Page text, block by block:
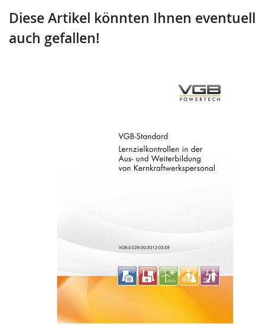
Diese Artikel könnten Ihnen eventuell
auch gefallen!